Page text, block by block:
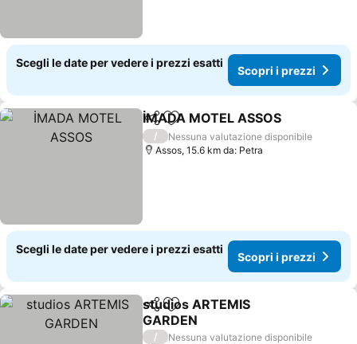
Scegli le date per vedere i prezzi esatti
Scopri i prezzi
CondividiAggiungi ai preferiti
İMADA MOTEL ASSOS
/
Nessuna valutazione disponibile
Assos, 15.6 km da: Petra
Scegli le date per vedere i prezzi esatti
Scopri i prezzi
CondividiAggiungi ai preferiti
studios ARTEMIS
GARDEN
/
Nessuna valutazione disponibile